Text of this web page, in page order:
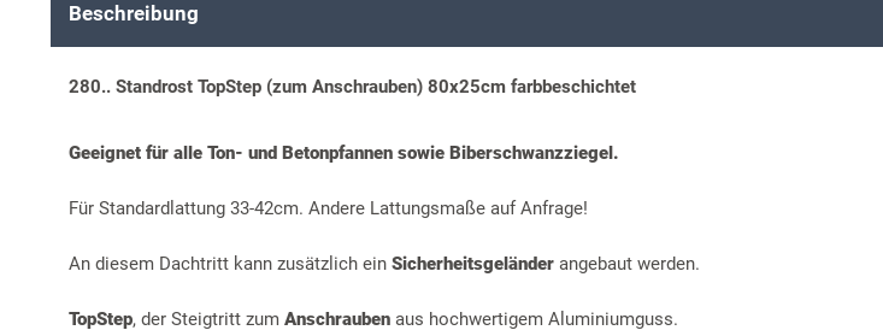
Beschreibung
280.. Standrost TopStep (zum Anschrauben) 80x25cm farbbeschichtet
Geeignet für alle Ton- und Betonpfannen sowie Biberschwanzziegel.
Für Standardlattung 33-42cm. Andere Lattungsmaße auf Anfrage!
An diesem Dachtritt kann zusätzlich ein Sicherheitsgeländer angebaut werden.
TopStep, der Steigtritt zum Anschrauben aus hochwertigem Aluminiumguss.